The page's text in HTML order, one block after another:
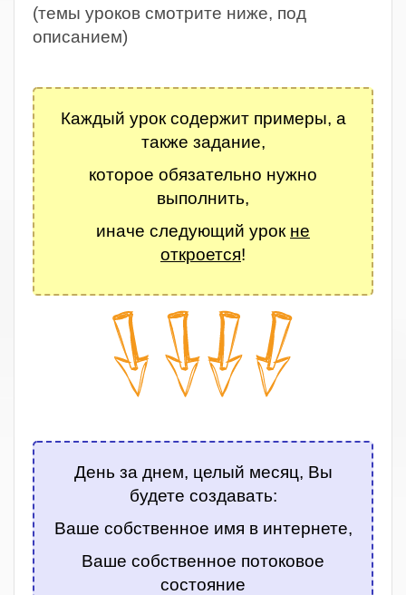
(темы уроков смотрите ниже, под
описанием)
Каждый урок содержит примеры, а
также задание,
которое обязательно нужно
выполнить,
иначе следующий урок не
откроется!
День за днем, целый месяц, Вы
будете создавать:
Ваше собственное имя в интернете,
Ваше собственное потоковое
состояние